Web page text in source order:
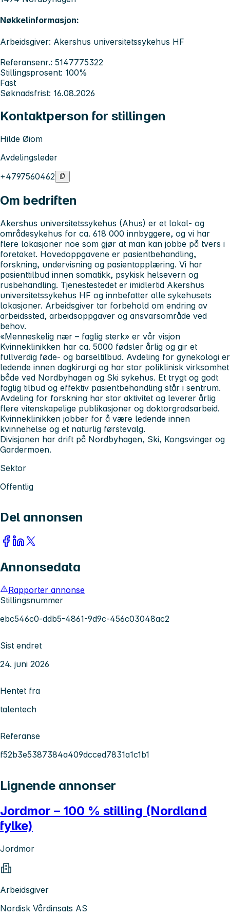
Nøkkelinformasjon:
Arbeidsgiver: Akershus universitetssykehus HF
Referansenr.: 5147775322
Stillingsprosent: 100%
Fast
Søknadsfrist: 16.08.2026
Kontaktperson for stillingen
Hilde Øiom
Avdelingsleder
+4797560462
Om bedriften
Akershus universitetssykehus (Ahus) er et lokal- og
områdesykehus for ca. 618 000 innbyggere, og vi har
flere lokasjoner noe som gjør at man kan jobbe på tvers i
foretaket. Hovedoppgavene er pasientbehandling,
forskning, undervisning og pasientopplæring. Vi har
pasienttilbud innen somatikk, psykisk helsevern og
rusbehandling. Tjenestestedet er imidlertid Akershus
universitetssykehus HF og innbefatter alle sykehusets
lokasjoner. Arbeidsgiver tar forbehold om endring av
arbeidssted, arbeidsoppgaver og ansvarsområde ved
behov.
«Menneskelig nær – faglig sterk» er vår visjon
Kvinneklinikken har ca. 5000 fødsler årlig og gir et
fullverdig føde- og barseltilbud. Avdeling for gynekologi er
ledende innen dagkirurgi og har stor poliklinisk virksomhet
både ved Nordbyhagen og Ski sykehus. Et trygt og godt
faglig tilbud og effektiv pasientbehandling står i sentrum.
Avdeling for forskning har stor aktivitet og leverer årlig
flere vitenskapelige publikasjoner og doktorgradsarbeid.
Kvinneklinikken jobber for å være ledende innen
kvinnehelse og et naturlig førstevalg.
Divisjonen har drift på Nordbyhagen, Ski, Kongsvinger og
Gardermoen.
Sektor
Offentlig
Del annonsen
Annonsedata
Rapporter annonse
Stillingsnummer
ebc546c0-ddb5-4861-9d9c-456c03048ac2
Sist endret
24. juni 2026
Hentet fra
talentech
Referanse
f52b3e5387384a409dcced7831a1c1b1
Lignende annonser
Jordmor – 100 % stilling (Nordland
fylke)
Jordmor
Arbeidsgiver
Nordisk Vårdinsats AS